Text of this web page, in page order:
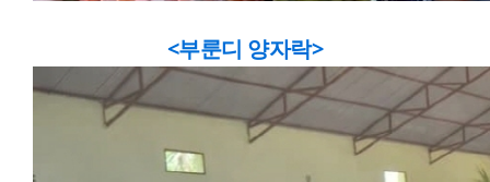
<부룬디 양자락>